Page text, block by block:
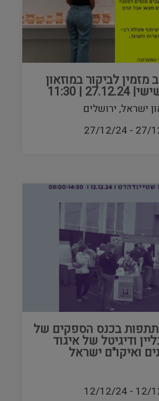
מזמין לביקור במוזאון
| 11:30
ישראל, ירושלים
27/
-
27/12/24
בכנס הספקים של
ודיגיטל של איגוד
ואיקו"ם ישראל
12/
-
12/12/24